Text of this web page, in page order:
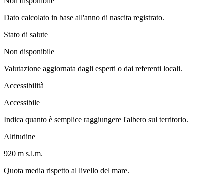
Dato calcolato in base all'anno di nascita registrato.
Stato di salute
Non disponibile
Valutazione aggiornata dagli esperti o dai referenti locali.
Accessibilità
Accessibile
Indica quanto è semplice raggiungere l'albero sul territorio.
Altitudine
920 m s.l.m.
Quota media rispetto al livello del mare.